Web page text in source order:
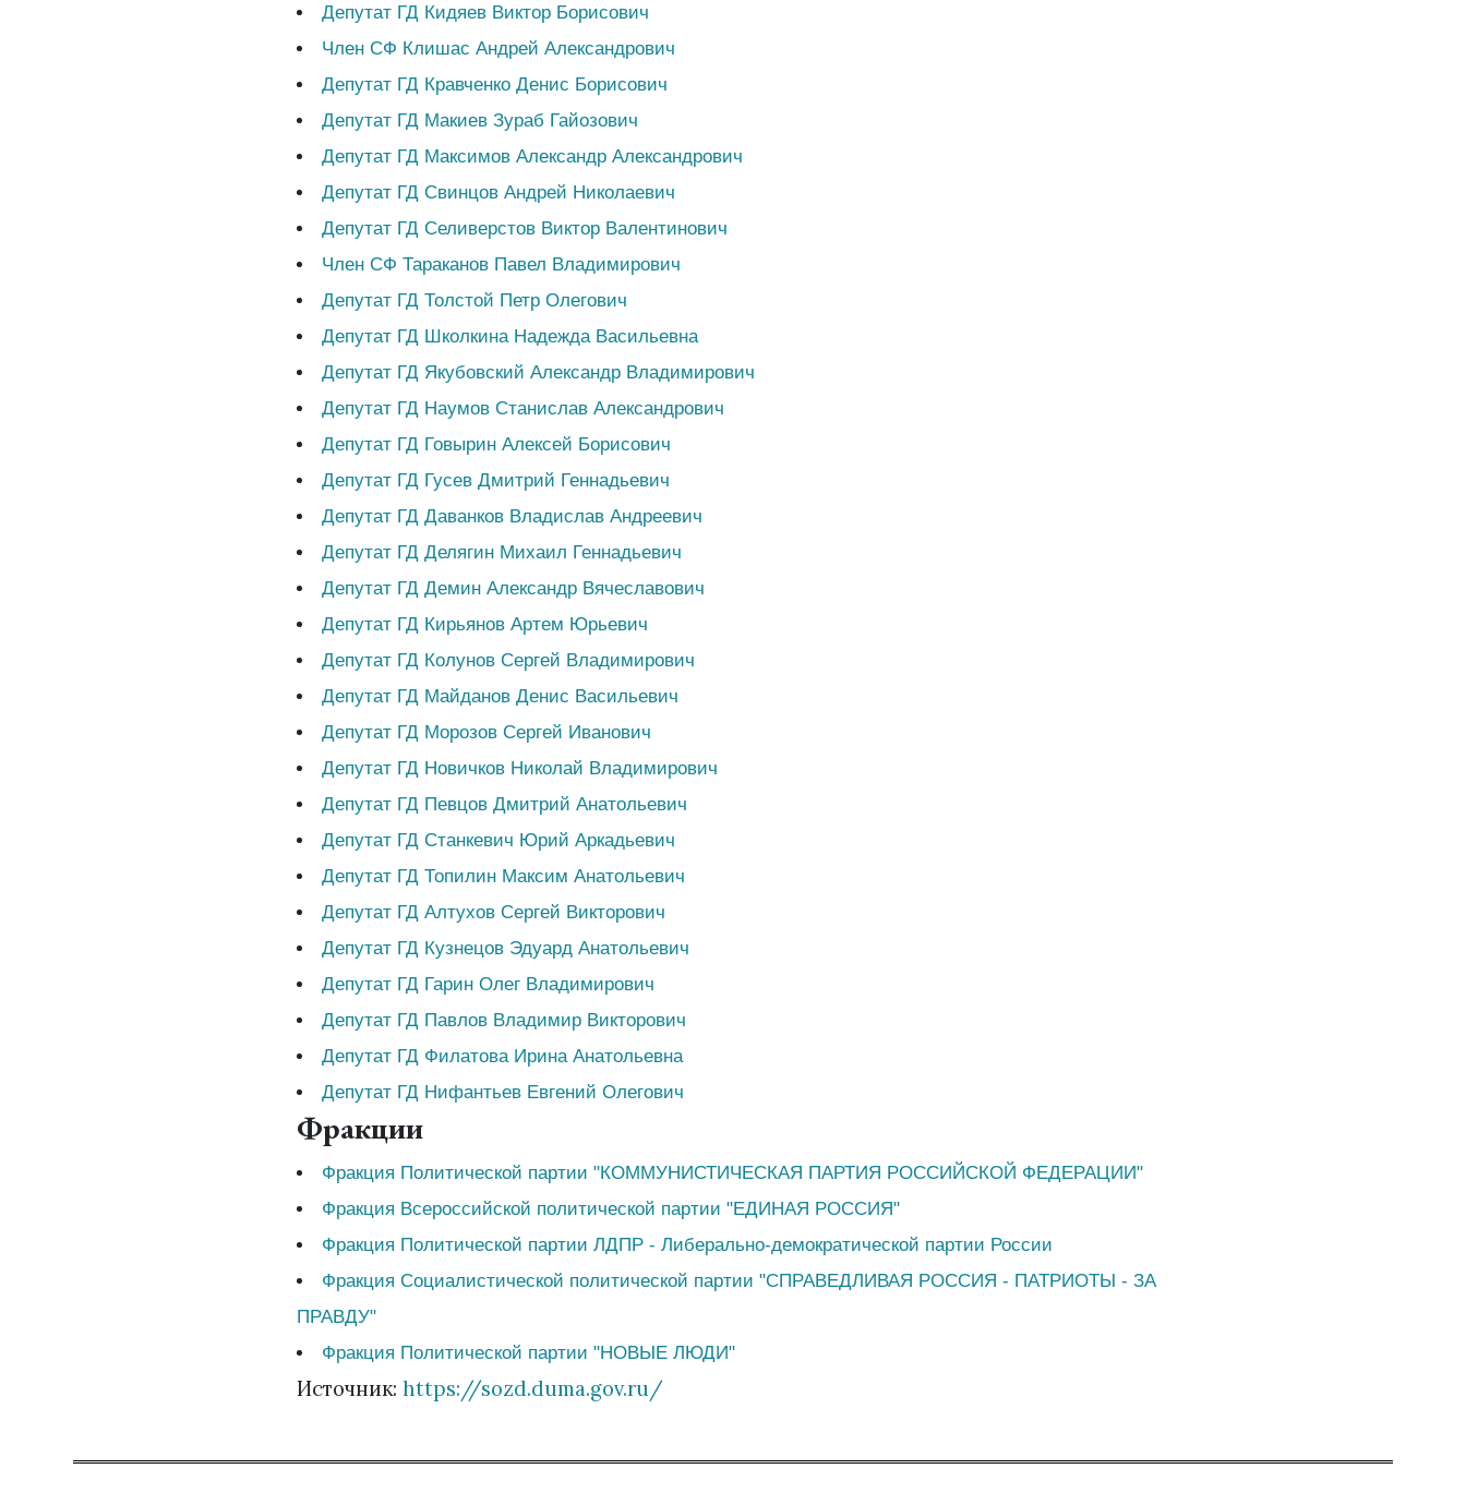
Депутат ГД Кидяев Виктор Борисович
Член СФ Клишас Андрей Александрович
Депутат ГД Кравченко Денис Борисович
Депутат ГД Макиев Зураб Гайозович
Депутат ГД Максимов Александр Александрович
Депутат ГД Свинцов Андрей Николаевич
Депутат ГД Селиверстов Виктор Валентинович
Член СФ Тараканов Павел Владимирович
Депутат ГД Толстой Петр Олегович
Депутат ГД Школкина Надежда Васильевна
Депутат ГД Якубовский Александр Владимирович
Депутат ГД Наумов Станислав Александрович
Депутат ГД Говырин Алексей Борисович
Депутат ГД Гусев Дмитрий Геннадьевич
Депутат ГД Даванков Владислав Андреевич
Депутат ГД Делягин Михаил Геннадьевич
Депутат ГД Демин Александр Вячеславович
Депутат ГД Кирьянов Артем Юрьевич
Депутат ГД Колунов Сергей Владимирович
Депутат ГД Майданов Денис Васильевич
Депутат ГД Морозов Сергей Иванович
Депутат ГД Новичков Николай Владимирович
Депутат ГД Певцов Дмитрий Анатольевич
Депутат ГД Станкевич Юрий Аркадьевич
Депутат ГД Топилин Максим Анатольевич
Депутат ГД Алтухов Сергей Викторович
Депутат ГД Кузнецов Эдуард Анатольевич
Депутат ГД Гарин Олег Владимирович
Депутат ГД Павлов Владимир Викторович
Депутат ГД Филатова Ирина Анатольевна
Депутат ГД Нифантьев Евгений Олегович
Фракции
Фракция Политической партии "КОММУНИСТИЧЕСКАЯ ПАРТИЯ РОССИЙСКОЙ ФЕДЕРАЦИИ"
Фракция Всероссийской политической партии "ЕДИНАЯ РОССИЯ"
Фракция Политической партии ЛДПР - Либерально-демократической партии России
Фракция Социалистической политической партии "СПРАВЕДЛИВАЯ РОССИЯ - ПАТРИОТЫ - ЗА
ПРАВДУ"
Фракция Политической партии "НОВЫЕ ЛЮДИ"
Источник: https://sozd.duma.gov.ru/